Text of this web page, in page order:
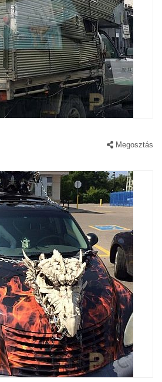
Megosztás